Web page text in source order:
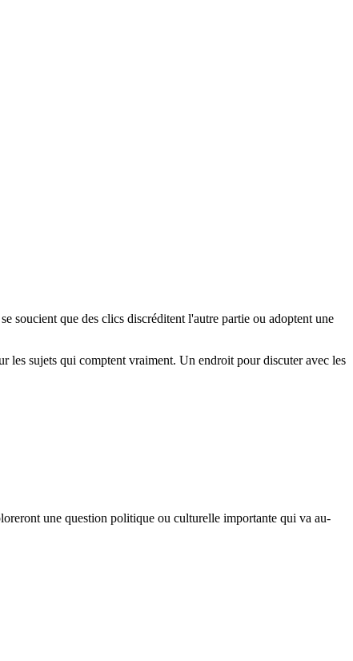
soucient que des clics discréditent l'autre partie ou adoptent une
les sujets qui comptent vraiment. Un endroit pour discuter avec les
une question politique ou culturelle importante qui va au-